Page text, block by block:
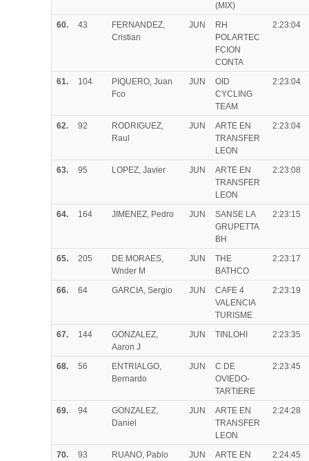
(MIX)
60. 43
FERNANDEZ,
Cristian
JUN
RH
POLARTEC
FCION
CONTA
2:23:04
61. 104
PIQUERO, Juan
Fco
JUN
OID
CYCLING
TEAM
2:23:04
62. 92
RODRIGUEZ,
Raul
JUN
ARTE EN
TRANSFER
LEON
2:23:04
63. 95 LOPEZ, Javier JUN
ARTE EN
TRANSFER
LEON
2:23:08
64. 164 JIMENEZ, Pedro JUN
SANSE LA
GRUPETTA
BH
2:23:15
65. 205
DE MORAES,
Wnder M
JUN
THE
BATHCO
2:23:17
66. 64 GARCIA, Sergio JUN
CAFE 4
VALENCIA
TURISME
2:23:19
67. 144
GONZALEZ,
Aaron J
JUN TINLOHI 2:23:35
68. 56
ENTRIALGO,
Bernardo
JUN
C DE
OVIEDO-
TARTIERE
2:23:45
69. 94
GONZALEZ,
Daniel
JUN
ARTE EN
TRANSFER
LEON
2:24:28
70. 93 RUANO, Pablo JUN
ARTE EN
2:24:45